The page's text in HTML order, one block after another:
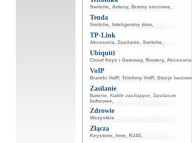
Switche Anteny, Bramy sieciowe
Tenda
Switche Inteligentny dom,
TP-Link
Akcesoria Zasilanie Switche
Ubiquiti
Cloud Keys i Gateway, Routery, Akcesoria
VoIP
Bramki VoIP, Telefony VoIP, Stacje bazowe
Zasilanie
Baterie Kable zasilające
Zasilacze
buforowe
Zdrowie
Wszystkie
Złącza
Keystone Inne RJ45,